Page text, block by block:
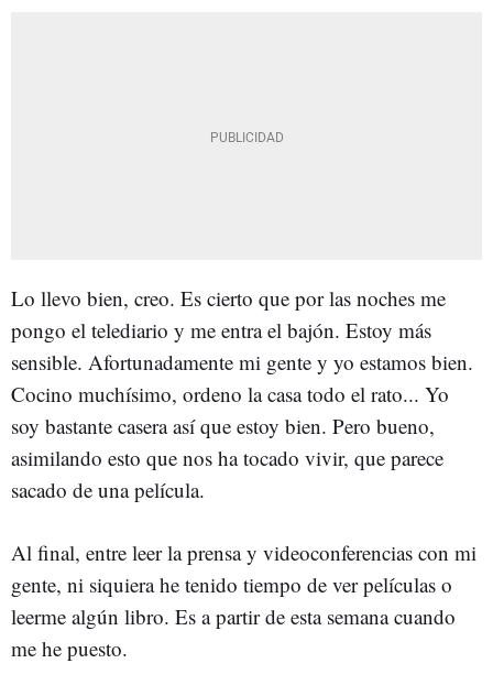
Lo llevo bien, creo. Es cierto que por las noches me
pongo el telediario y me entra el bajón. Estoy más
sensible. Afortunadamente mi gente y yo estamos bien.
Cocino muchísimo, ordeno la casa todo el rato... Yo
soy bastante casera así que estoy bien. Pero bueno,
asimilando esto que nos ha tocado vivir, que parece
sacado de una película.
Al final, entre leer la prensa y videoconferencias con mi
gente, ni siquiera he tenido tiempo de ver películas o
leerme algún libro. Es a partir de esta semana cuando
me he puesto.